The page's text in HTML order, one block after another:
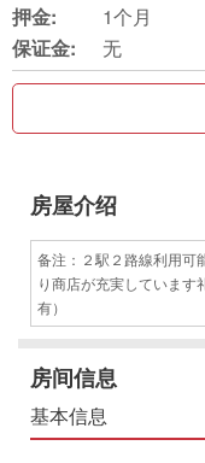
押金:
1个月
保证金:
无
房屋介绍
备注：２駅２路線利用可
り商店が充実しています
有）
房间信息
基本信息